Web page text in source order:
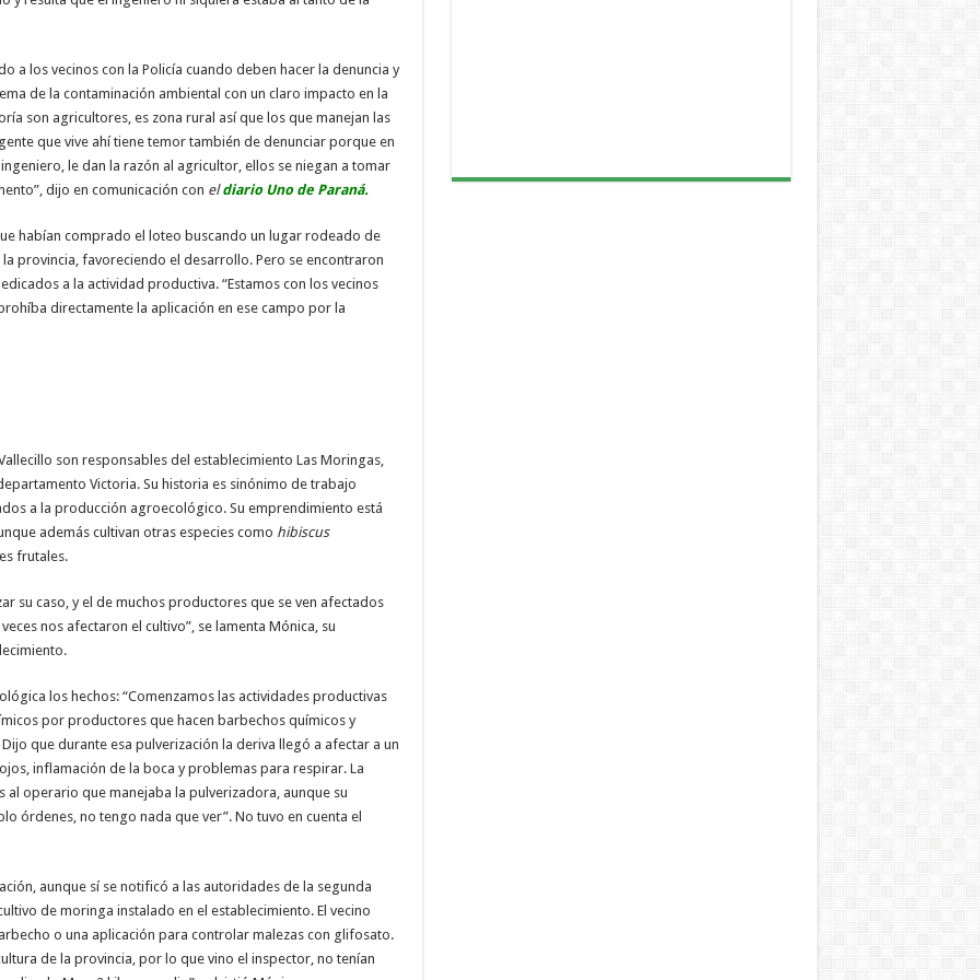
a los vecinos con la Policía cuando deben hacer la denuncia y
de la contaminación ambiental con un claro impacto en la
son agricultores, es zona rural así que los que manejan las
que vive ahí tiene temor también de denunciar porque en
le dan la razón al agricultor, ellos se niegan a tomar
dijo en comunicación con eldiario Uno de Paraná.
habían comprado el loteo buscando un lugar rodeado de
provincia, favoreciendo el desarrollo. Pero se encontraron
a la actividad productiva. “Estamos con los vecinos
directamente la aplicación en ese campo por la
son responsables del establecimiento Las Moringas,
Victoria. Su historia es sinónimo de trabajo
a la producción agroecológico. Su emprendimiento está
además cultivan otras especies como hibiscus
frutales.
su caso, y el de muchos productores que se ven afectados
nos afectaron el cultivo”, se lamenta Mónica, su
los hechos: “Comenzamos las actividades productivas
por productores que hacen barbechos químicos y
que durante esa pulverización la deriva llegó a afectar a un
inflamación de la boca y problemas para respirar. La
operario que manejaba la pulverizadora, aunque su
órdenes, no tengo nada que ver”. No tuvo en cuenta el
aunque sí se notificó a las autoridades de la segunda
de moringa instalado en el establecimiento. El vecino
o una aplicación para controlar malezas con glifosato.
de la provincia, por lo que vino el inspector, no tenían